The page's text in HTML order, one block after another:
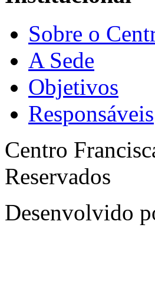
Sobre o
A Sede
Objetivos
Responsáveis
Centro
Reservados
Desenvolvido